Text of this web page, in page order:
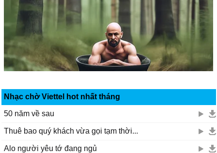
Nhạc chờ Viettel hot nhất tháng
50 năm về sau
Thuê bao quý khách vừa gọi tạm thời...
Alo người yêu tớ đang ngủ